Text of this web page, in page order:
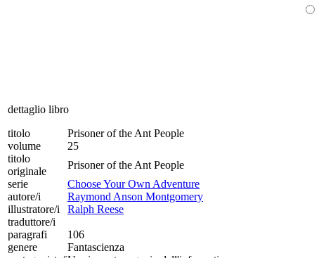
dettaglio libro
titolo
Prisoner of the Ant People
volume
25
titolo
originale
Prisoner of the Ant People
serie
Choose Your Own Adventure
autore/i
Raymond Anson Montgomery
illustratore/i
Ralph Reese
traduttore/i
paragrafi
106
genere
Fantascienza